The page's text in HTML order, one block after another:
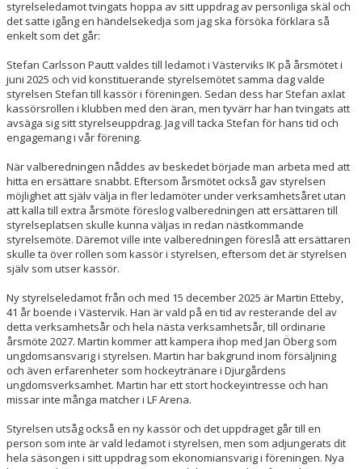
styrelseledamot tvingats hoppa av sitt uppdrag av personliga skäl och
det satte igång en händelsekedja som jag ska försöka förklara så
enkelt som det går:
Stefan Carlsson Pautt valdes till ledamot i Västerviks IK på årsmötet i
juni 2025 och vid konstituerande styrelsemötet samma dag valde
styrelsen Stefan till kassör i föreningen. Sedan dess har Stefan axlat
kassörsrollen i klubben med den äran, men tyvärr har han tvingats att
avsäga sig sitt styrelseuppdrag. Jag vill tacka Stefan för hans tid och
engagemang i vår förening.
När valberedningen nåddes av beskedet började man arbeta med att
hitta en ersättare snabbt. Eftersom årsmötet också gav styrelsen
möjlighet att själv välja in fler ledamöter under verksamhetsåret utan
att kalla till extra årsmöte föreslog valberedningen att ersättaren till
styrelseplatsen skulle kunna väljas in redan nästkommande
styrelsemöte. Däremot ville inte valberedningen föreslå att ersättaren
skulle ta över rollen som kassör i styrelsen, eftersom det är styrelsen
själv som utser kassör.
Ny styrelseledamot från och med 15 december 2025 är Martin Etteby,
41 år boende i Västervik. Han är vald på en tid av resterande del av
detta verksamhetsår och hela nästa verksamhetsår, till ordinarie
årsmöte 2027. Martin kommer att kampera ihop med Jan Öberg som
ungdomsansvarig i styrelsen. Martin har bakgrund inom försäljning
och även erfarenheter som hockeytränare i Djurgårdens
ungdomsverksamhet. Martin har ett stort hockeyintresse och han
missar inte många matcher i LF Arena.
Styrelsen utsåg också en ny kassör och det uppdraget går till en
person som inte är vald ledamot i styrelsen, men som adjungerats dit
hela säsongen i sitt uppdrag som ekonomiansvarig i föreningen. Nya